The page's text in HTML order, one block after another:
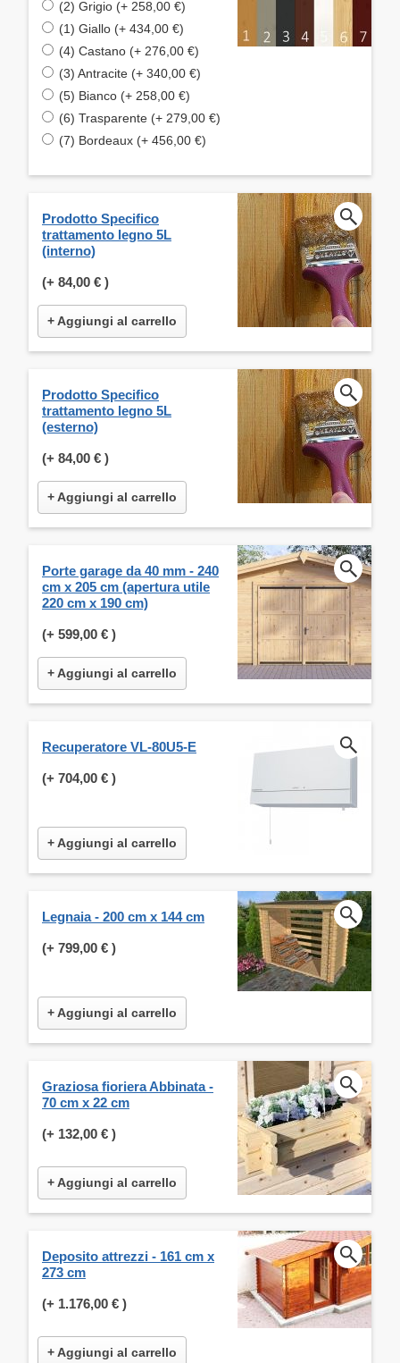
(2) Grigio (+ 258,00 €)
(1) Giallo (+ 434,00 €)
(4) Castano (+ 276,00 €)
(3) Antracite (+ 340,00 €)
(5) Bianco (+ 258,00 €)
(6) Trasparente (+ 279,00 €)
(7) Bordeaux (+ 456,00 €)
Prodotto Specifico
trattamento legno 5L
(interno)
(+ 84,00 € )
+ Aggiungi al carrello
Prodotto Specifico
trattamento legno 5L
(esterno)
(+ 84,00 € )
+ Aggiungi al carrello
Porte garage da 40 mm - 240
cm x 205 cm (apertura utile
220 cm x 190 cm)
(+ 599,00 € )
+ Aggiungi al carrello
Recuperatore VL-80U5-E
(+ 704,00 € )
+ Aggiungi al carrello
Legnaia - 200 cm x 144 cm
(+ 799,00 € )
+ Aggiungi al carrello
Graziosa fioriera Abbinata -
70 cm x 22 cm
(+ 132,00 € )
+ Aggiungi al carrello
Deposito attrezzi - 161 cm x
273 cm
(+ 1.176,00 € )
+ Aggiungi al carrello